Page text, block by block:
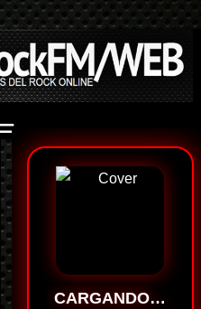
CARGANDO…